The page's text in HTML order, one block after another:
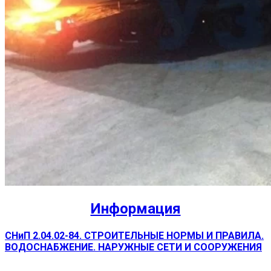
Информация
СНиП 2.04.02-84. СТРОИТЕЛЬНЫЕ НОРМЫ И ПРАВИЛА.
ВОДОСНАБЖЕНИЕ. НАРУЖНЫЕ СЕТИ И СООРУЖЕНИЯ